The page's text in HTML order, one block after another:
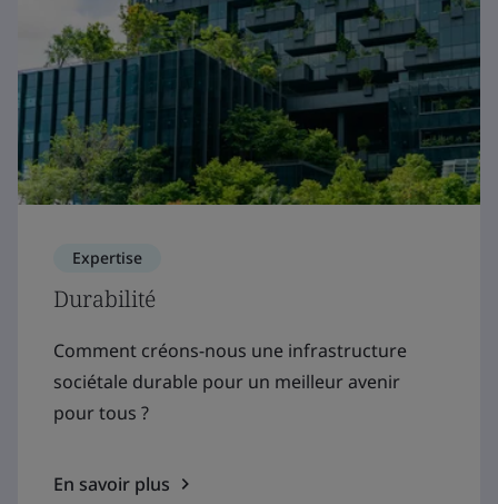
Expertise
Durabilité
Comment créons-nous une infrastructure
sociétale durable pour un meilleur avenir
pour tous ?
En savoir plus